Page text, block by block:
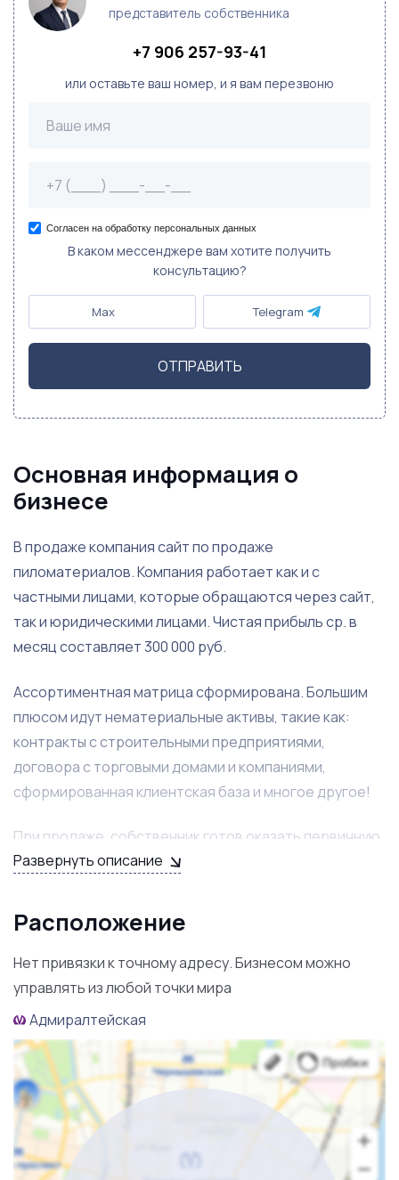
представитель собственника
+7 906 257-93-41
или оставьте ваш номер, и я вам перезвоню
Согласен на обработку персональных данных
В каком мессенджере вам хотите получить
консультацию?
Max Telegram
ОТПРАВИТЬ
Основная информация о
бизнесе
В продаже компания сайт по продаже
пиломатериалов. Компания работает как и с
частными лицами, которые обращаются через сайт,
так и юридическими лицами. Чистая прибыль ср. в
месяц составляет 300 000 руб.
Ассортиментная матрица сформирована. Большим
плюсом идут нематериальные активы, такие как:
контракты с строительными предприятиями,
договора с торговыми домами и компаниями,
сформированная клиентская база и многое другое!
При продаже, собственник готов оказать первичную
помощь и сопроводить на первых этапах. Благодаря
процессы налажены и не требуют должного
контроля.
Развернуть описание
Расположение
Нет привязки к точному адресу. Бизнесом можно
управлять из любой точки мира
Адмиралтейская